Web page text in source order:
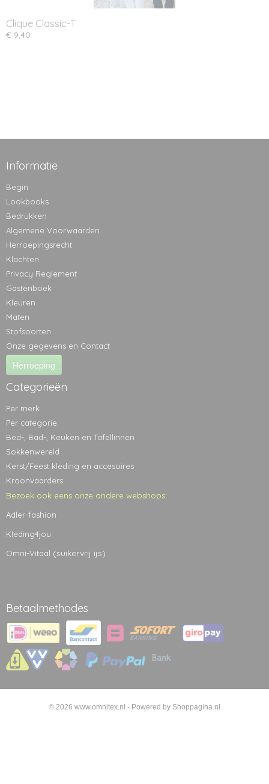
Clique Classic-T
€ 9,40
Informatie
Begin
Lookbooks
Bedrukken
Algemene Voorwaarden
Herroepingsrecht
Klachten
Privacy Reglement
Gastenboek
Kleuren
Maten
Stofsoorten
Onze gegevens en Contact
Herroeping
Categorieën
Per merk
Per categorie
Bed-, Bad-, Keuken en Tafellinnen
Sokkenwereld
Kerst/Feest kleding en accesoires
Kroonvaarders
Bezoek ook eens onze andere webshops:
Adler-fashion
Kleding4jou
Omni-Vitaal (suikervrij ijs)
Betaalmethodes
© 2026 www.omnitex.nl - Powered by Shoppagina.nl